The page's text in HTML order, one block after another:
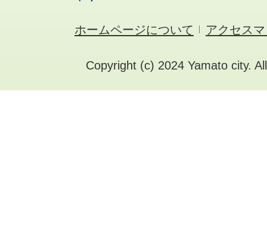
ホームページについて アクセス
Copyright (c) 2024 Yamato city.